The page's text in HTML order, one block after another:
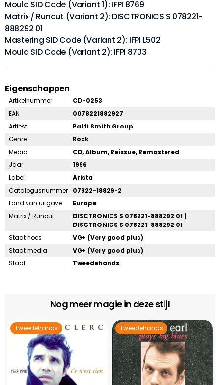
Mould SID Code (Variant 1): IFPI 8769
Matrix / Runout (Variant 2): DISCTRONICS S 078221-
888292 01
Mastering SID Code (Variant 2): IFPI L502
Mould SID Code (Variant 2): IFPI 8703
Eigenschappen
Artikelnummer
CD-0253
EAN
0078221882927
Artiest
Patti Smith Group
Genre
Rock
Media
CD, Album, Reissue, Remastered
Jaar
1996
Label
Arista
Catalogusnummer
07822-18829-2
Land van uitgave
Europe
Matrix / Runout
DISCTRONICS S 078221-888292 01 |
DISCTRONICS S 078221-888292 01
Staat hoes
VG+ (Very good plus)
Staat media
VG+ (Very good plus)
Staat
Tweedehands
Nog meer magie in deze stijl
Tweedehands Tweedehands